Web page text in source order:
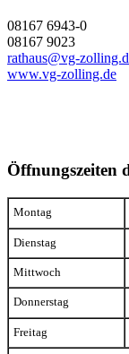
08167 6943-0
08167 9023
rathaus@vg-
www.vg-zolling.de
Öffnungszeiten
Montag
Dienstag
Mittwoch
Donnerstag
Freitag